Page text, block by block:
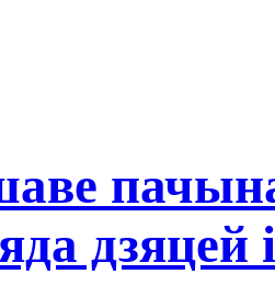
дзяцей